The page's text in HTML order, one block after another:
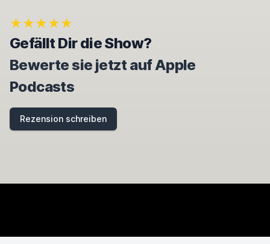
R
E
T
H
I
S
F
E
★★★★★
Gefällt Dir die Show?
Bewerte sie jetzt auf Apple
Podcasts
Rezension schreiben